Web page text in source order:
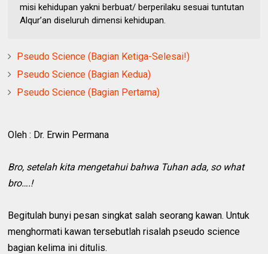
misi kehidupan yakni berbuat/ berperilaku sesuai tuntutan
Alqur’an diseluruh dimensi kehidupan.
Pseudo Science (Bagian Ketiga-Selesai!)
Pseudo Science (Bagian Kedua)
Pseudo Science (Bagian Pertama)
Oleh : Dr. Erwin Permana
Bro, setelah kita mengetahui bahwa Tuhan ada, so what
bro….!
Begitulah bunyi pesan singkat salah seorang kawan. Untuk
menghormati kawan tersebutlah risalah pseudo science
bagian kelima ini ditulis.